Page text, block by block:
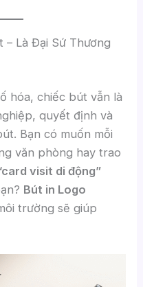
– Là Đại Sứ Thương
hóa, chiếc bút vẫn là
quyết định và
Bạn có muốn mỗi
văn phòng hay trao
visit di động”
Bút in Logo
trường sẽ giúp